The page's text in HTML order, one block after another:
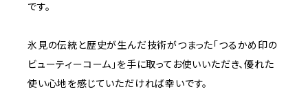
です。
氷見の伝統と歴史が生んだ技術がつまった「つるかめ印の
ビューティーコーム」を手に取ってお使いいただき、優れた
使い心地を感じていただければ幸いです。